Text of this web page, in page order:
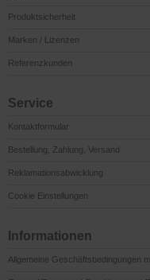
Produktsicherheit
Marken / Lizenzen
Referenzkunden
Service
Kontaktformular
Bestellung, Zahlung, Versand
Reklamationsabwicklung
Cookie Einstellungen
Informationen
Allgemeine Geschäftsbedingungen